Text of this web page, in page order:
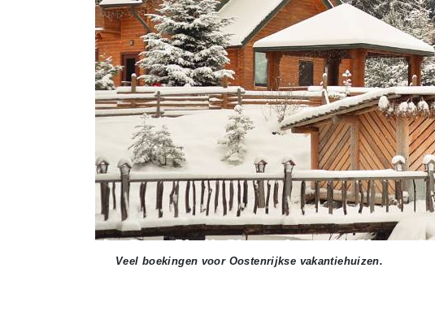
Veel boekingen voor Oostenrijkse vakantiehuizen.